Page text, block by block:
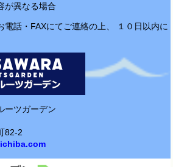
が異なる場合
電話・FAXにてご連絡の上、 １０日以内に
ーツガーデン
82-2